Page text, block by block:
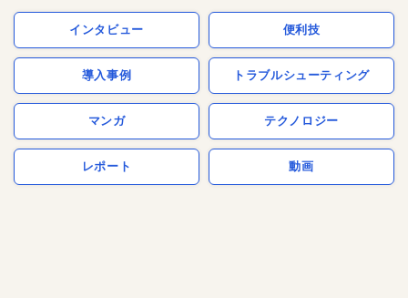
インタビュー 便利技
導入事例 トラブルシューティング
マンガ テクノロジー
レポート 動画